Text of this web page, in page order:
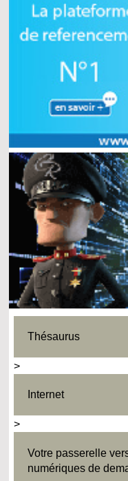
Thésaurus
>
Internet
>
Votre passerelle
numériques de